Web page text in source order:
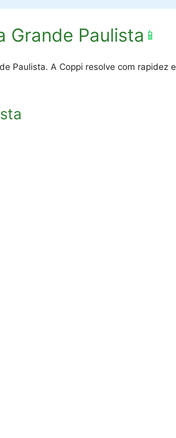
Grande Paulista 📱
Paulista. A Coppi resolve com rapidez e